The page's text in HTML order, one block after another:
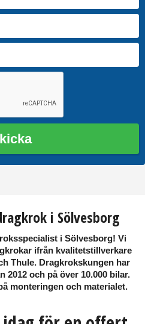
i Sölvesborg
i Sölvesborg! Vi
ifrån kvalitetstillverkare
Thule. Dragkrokskungen har
2012 och på över 10.000 bilar.
monteringen och materialet.